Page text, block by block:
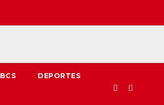
BCS DEPORTES